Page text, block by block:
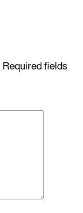
Required fields